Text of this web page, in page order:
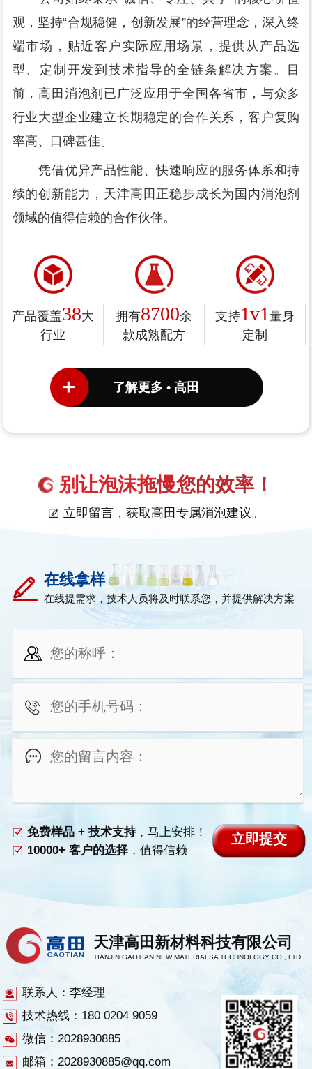
观，坚持“合规稳健，创新发展”的经营理念，深入终
端市场，贴近客户实际应用场景，提供从产品选
型、定制开发到技术指导的全链条解决方案。目
前，高田消泡剂已广泛应用于全国各省市，与众多
行业大型企业建立长期稳定的合作关系，客户复购
率高、口碑甚佳。
凭借优异产品性能、快速响应的服务体系和持
续的创新能力，天津高田正稳步成长为国内消泡剂
领域的值得信赖的合作伙伴。
产品覆盖38大
行业
拥有8700余
款成熟配方
支持1v1 量身
定制
了解更多 • 高田
别让泡沫拖慢您的效率！
立即留言，获取高田专属消泡建议。
在线拿样
在线提需求，技术人员将及时联系您，并提供解决方案
免费样品 + 技术支持，马上安排！
10000+ 客户的选择，值得信赖
天津高田新材料科技有限公司
TIANJIN GAOTIAN NEW MATERIALSA TECHNOLOGY CO., LTD.
联系人：李经理
技术热线：180 0204 9059
微信：2028930885
邮箱：2028930885@qq.com